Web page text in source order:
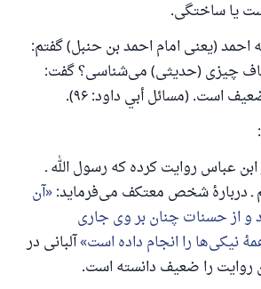
یا ساختگی.
احمد (یعنی امام احمد بن حنبل) گفتم:
چیزی (حدیثی) می‌شناسی؟ گفت:
است. (مسائل أبي داود: ۹۶).
ماجه (۱۷۸۱) از ابن عباس روایت کرده که رسول الله ـ
ـ دربارهٔ شخص معتکف می‌فرماید: آن
و از حسنات چنان بر وی جاری
نیکی‌ها را انجام داده است آلبانی در
روایت را ضعیف دانسته است.
پاسخ شمارهٔ ۱۱۰۸۴۵ یک زندگی زناشویی
را نجات داد.
کمک مالی شما «اسلام سوال و جواب» را
یاری می‌دهد.